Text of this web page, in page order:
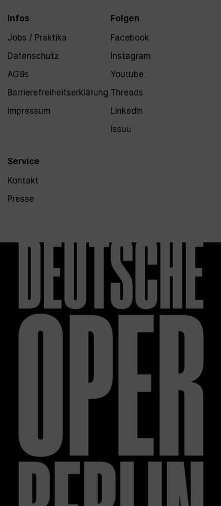
Infos
Jobs / Praktika
Datenschutz
AGBs
Barrierefreiheitserklärung
Impressum
Service
Kontakt
Presse
Folgen
Facebook
Instagram
Youtube
Threads
LinkedIn
Issuu